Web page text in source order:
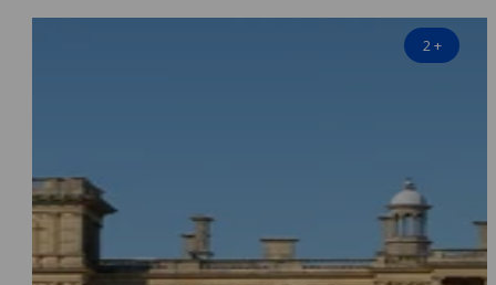
2+